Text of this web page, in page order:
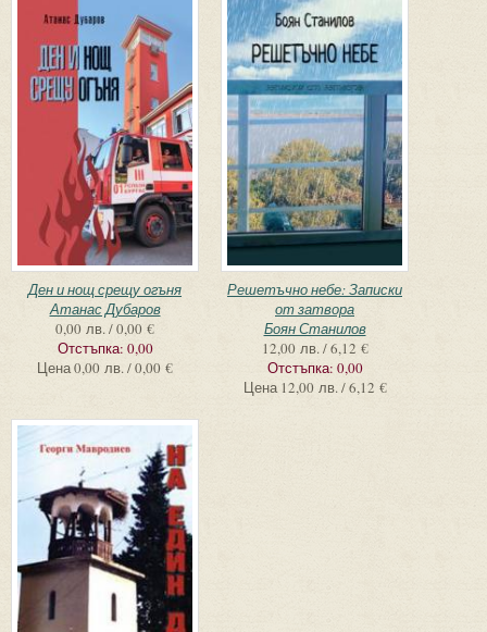
Ден и нощ срещу огъня
Атанас Дубаров
0,00 лв. / 0,00 €
Отстъпка: 0,00
Цена0,00 лв. / 0,00 €
Решетъчно небе: Записки
от затвора
Боян Станилов
12,00 лв. / 6,12 €
Отстъпка: 0,00
Цена 12,00 лв. / 6,12 €